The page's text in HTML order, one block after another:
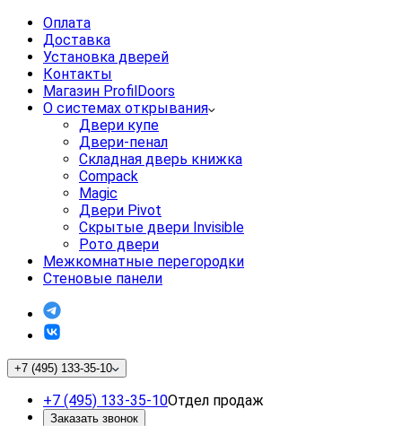
Оплата
Доставка
Установка дверей
Контакты
Магазин ProfilDoors
О системах открывания
Двери купе
Двери-пенал
Складная дверь книжка
Compack
Magic
Двери Pivot
Скрытые двери Invisible
Рото двери
Межкомнатные перегородки
Стеновые панели
+7 (495) 133-35-10
+7 (495) 133-35-10Отдел продаж
Заказать звонок